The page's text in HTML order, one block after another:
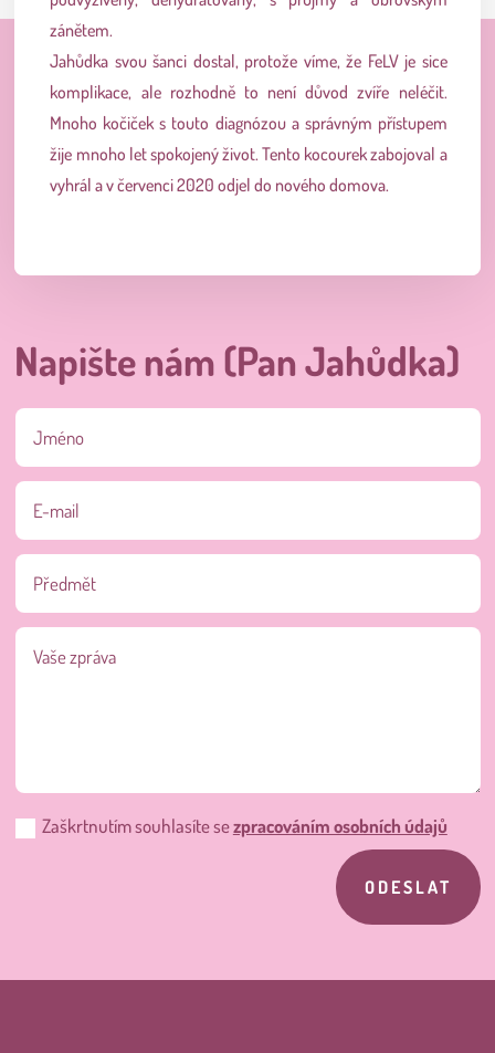
zánětem.
Jahůdka svou šanci dostal, protože víme, že FeLV je sice
komplikace, ale rozhodně to není důvod zvíře neléčit.
Mnoho kočiček s touto diagnózou a správným přístupem
žije mnoho let spokojený život. Tento kocourek zabojoval a
vyhrál a v červenci 2020 odjel do nového domova.
Napište nám (Pan Jahůdka)
Zaškrtnutím souhlasíte sezpracováním osobních údajů
ODESLAT